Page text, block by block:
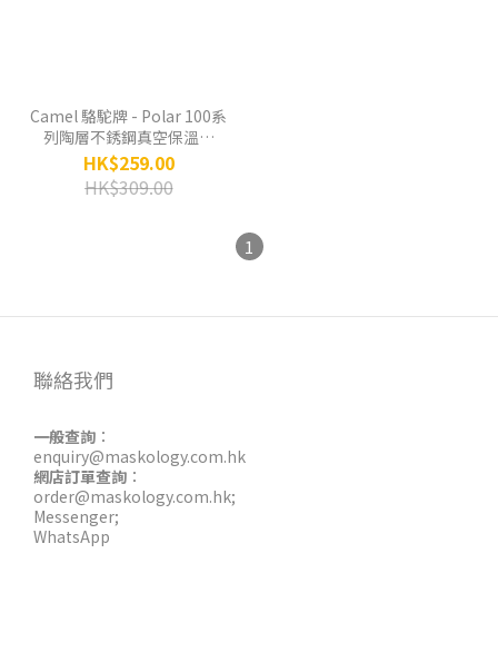
Camel 駱駝牌 - Polar 100系
列陶層不銹鋼真空保溫瓶
1000ml - 藍綠
HK$259.00
HK$309.00
1
聯絡我們
一般查詢 ：
enquiry@maskology.com.hk
網店訂單查詢 ：
order@maskology.com.hk;
Messenger;
WhatsApp